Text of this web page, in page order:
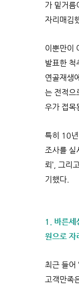
가 밑거름
자리매김
이뿐만이
발표한 척
연골재생
는 전적으
우가 접목
특히 10년
조사를 실
뢰’, 그리
기했다.
1. 바른세
원으로 자
최근 들어
고객만족